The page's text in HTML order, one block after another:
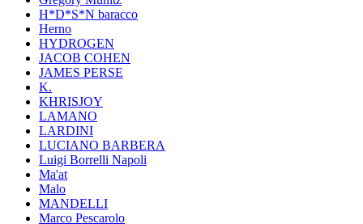
H*D*S*N baracco
Herno
HYDROGEN
JACOB COHEN
JAMES PERSE
K.
KHRISJOY
LAMANO
LARDINI
LUCIANO BARBERA
Luigi Borrelli Napoli
Ma'at
Malo
MANDELLI
Marco Pescarolo